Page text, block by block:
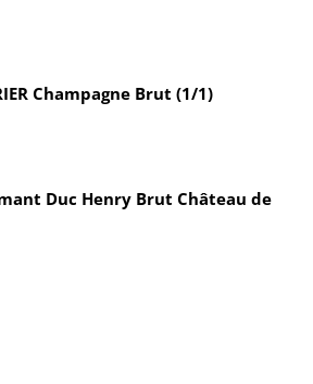
Champagne Brut (1/1)
Duc Henry Brut Château de